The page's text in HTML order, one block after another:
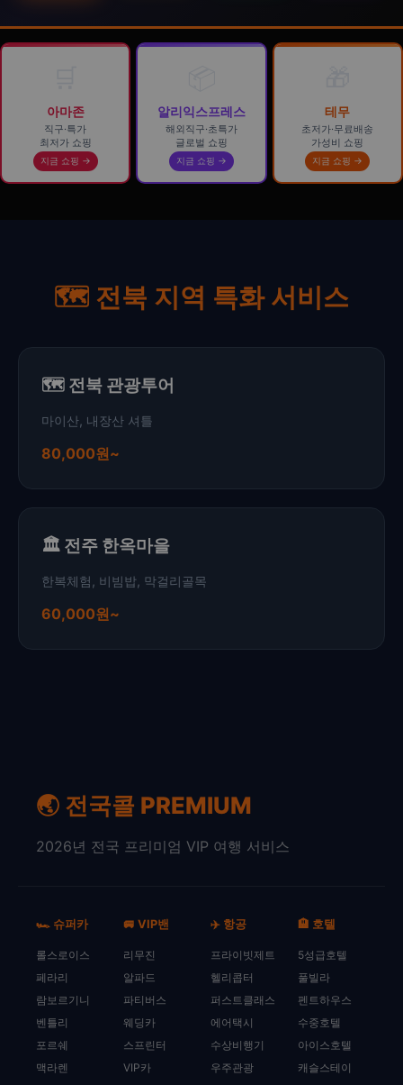
아마존
직구·특가
최저가 쇼핑
지금 쇼핑 →
알리익스프레스
해외직구·초특가
글로벌 쇼핑
지금 쇼핑 →
테무
초저가·무료배송
가성비 쇼핑
지금 쇼핑 →
🗺️ 전북 지역 특화 서비스
🗺️ 전북 관광투어
마이산, 내장산 셔틀
80,000원~
🏛️ 전주 한옥마을
한복체험, 비빔밥, 막걸리골목
60,000원~
🌏 전국콜 PREMIUM
2026년 전국 프리미엄 VIP 여행 서비스
🏎️ 슈퍼카
롤스로이스
페라리
람보르기니
벤틀리
포르쉐
맥라렌
🚐 VIP밴
리무진
알파드
파티버스
웨딩카
스프린터
VIP카
✈️ 항공
프라이빗제트
헬리콥터
퍼스트클래스
에어택시
수상비행기
우주관광
🏨 호텔
5성급호텔
풀빌라
펜트하우스
수중호텔
아이스호텔
캐슬스테이